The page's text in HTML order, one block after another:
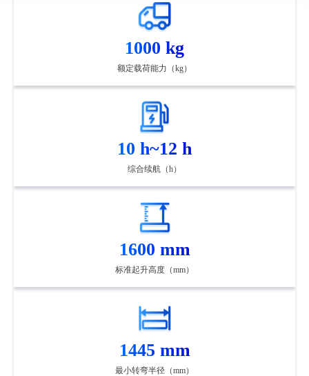
1000 kg
额定载荷能力（kg）
10 h~12 h
综合续航（h）
1600 mm
标准起升高度（mm）
1445 mm
最小转弯半径（mm）